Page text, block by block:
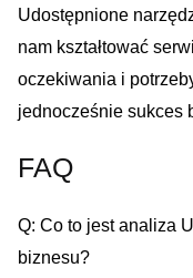
Udostępnione
‍nam kształtować
oczekiwania i
jednocześnie sukces
FAQ
Q: Co to jest analiza
biznesu?